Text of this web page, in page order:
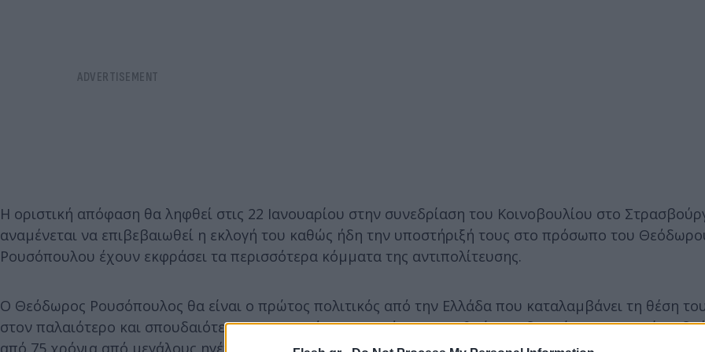
Η οριστική απόφαση θα ληφθεί στις 22 Ιανουαρίου στην συνεδρίαση του Κοινοβουλίου στο
αναμένεται να επιβεβαιωθεί η εκλογή του καθώς ήδη την υποστήριξή τους στο πρόσωπο του
Ρουσόπουλου έχουν εκφράσει τα περισσότερα κόμματα της αντιπολίτευσης.
Ο Θεόδωρος Ρουσόπουλος θα είναι ο πρώτος πολιτικός από την Ελλάδα που καταλαμβάνει τη θέση
στον παλαιότερο και σπουδαιότερο ευρωπαϊκό οργανισμό για τα ανθρώπινα δικαιώματα, ο οποίος
από 75 χρόνια από μεγάλους ηγέτες της Ευρώπης όπως ο Ουίνστον Τσώρτσιλ, ο Κόνραντ Αντενάουερ,